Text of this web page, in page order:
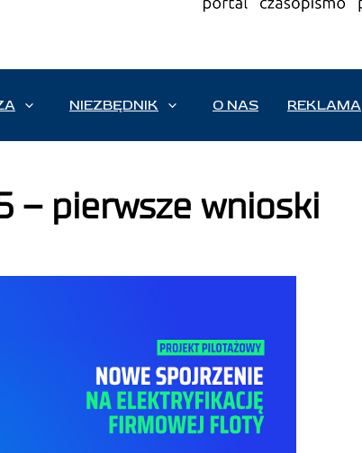
NIEZBĘDNIK O NAS REKLAMA
– pierwsze wnioski